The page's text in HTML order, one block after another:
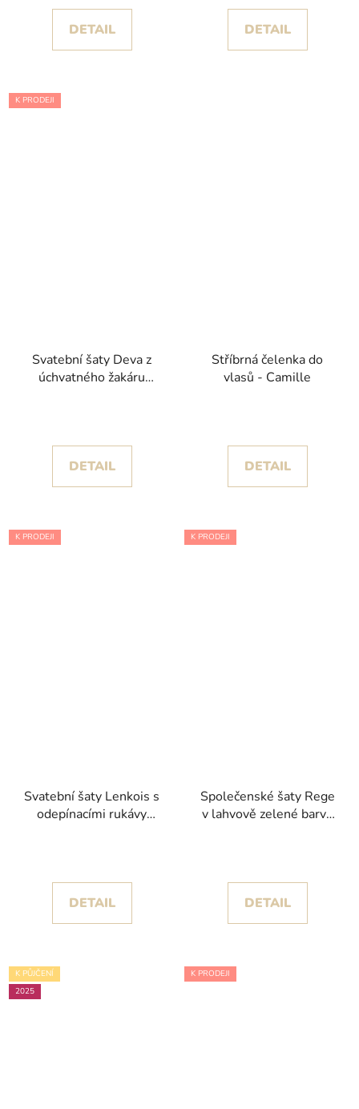
DETAIL DETAIL
K PRODEJI
Svatební šaty Deva z
úchvatného žakáru
DETAIL
Stříbrná čelenka do
vlasů - Camille
DETAIL
K PRODEJI
Svatební šaty Lenkois s
odepínacími rukávy
DETAIL
K PRODEJI
Společenské šaty Rege
v lahvově zelené barvě
DETAIL
K PŮJČENÍ
2025
K PRODEJI